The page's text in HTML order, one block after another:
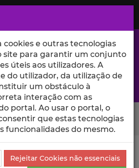
e ciência no Iscte
Amarílis Felizes
Outras
cookies e outras tecnologias
site para garantir um conjunto
úteis aos utilizadores. A
do utilizador, da utilização de
um obstáculo à
interação com as
portal. Ao usar o portal, o
que estas tecnologias
funcionalidades do mesmo.
Rejeitar Cookies não essenciais